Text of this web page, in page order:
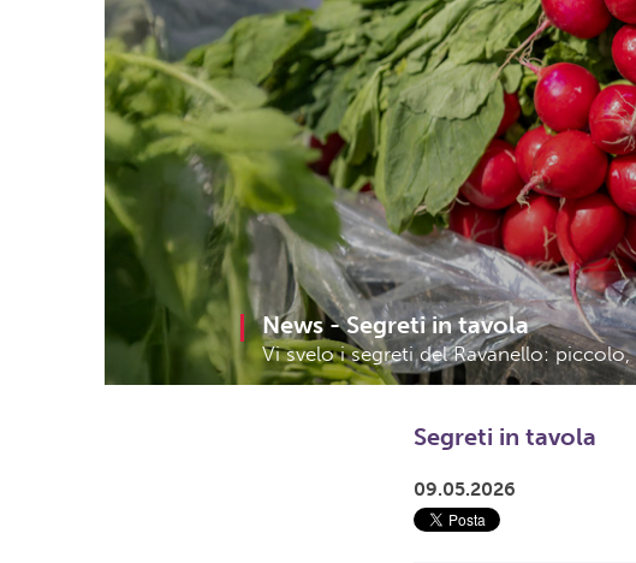
News -Segreti in tavola
Vi svelo i segreti del Ravanello:
Segreti in tavola
09.05.2026